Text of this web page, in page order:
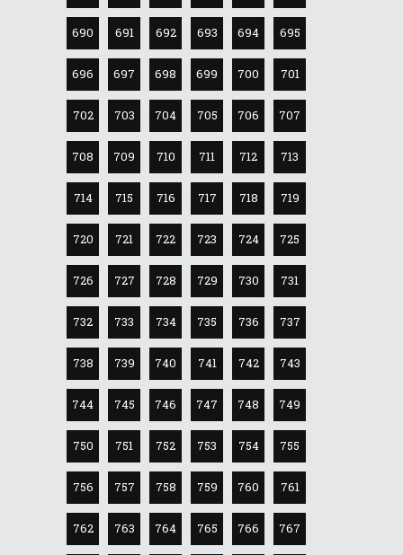
690 691 692 693 694 695
696 697 698 699 700 701
702 703 704 705 706 707
708 709 710 711 712 713
714 715 716 717 718 719
720 721 722 723 724 725
726 727 728 729 730 731
732 733 734 735 736 737
738 739 740 741 742 743
744 745 746 747 748 749
750 751 752 753 754 755
756 757 758 759 760 761
762 763 764 765 766 767